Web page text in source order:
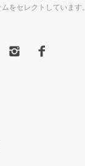
をセレクトしています。